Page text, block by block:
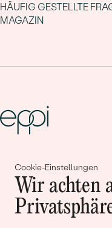
Cookie-Einstellungen
Wir achten
HÄUFIG GESTELLTE
MAGAZIN
Gemeinsam
Geschichten
Liebe